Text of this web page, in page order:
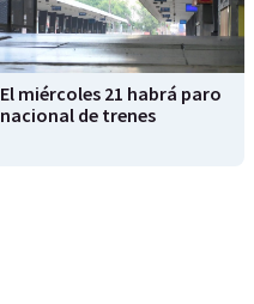
El miércoles 21 habrá paro
nacional de trenes